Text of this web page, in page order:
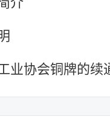
业协会铜牌的续